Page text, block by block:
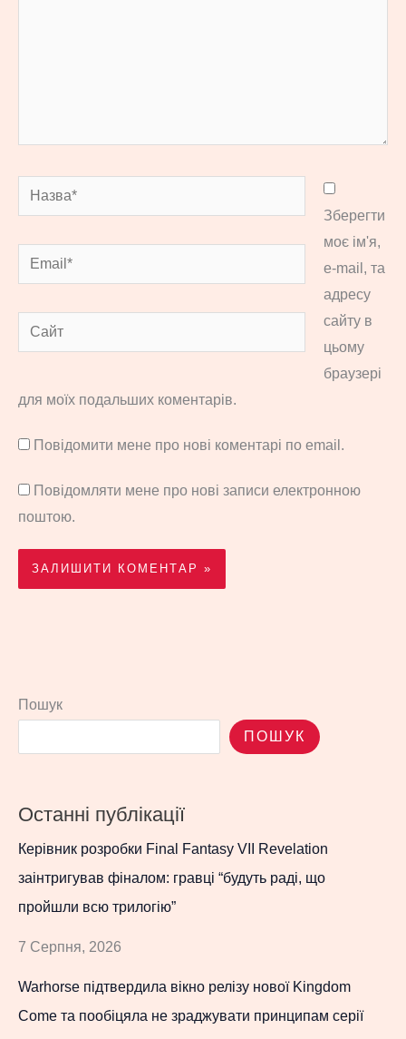
Назва*
Email*
Сайт
Зберегти
моє ім'я,
e-mail, та
адресу
сайту в
цьому
браузері
для моїх подальших коментарів.
Повідомити мене про нові коментарі по email.
Повідомляти мене про нові записи електронною
поштою.
Пошук
ПОШУК
Останні публікації
Керівник розробки Final Fantasy VII Revelation
заінтригував фіналом: гравці “будуть раді, що
пройшли всю трилогію”
7 Серпня, 2026
Warhorse підтвердила вікно релізу нової Kingdom
Come та пообіцяла не зраджувати принципам серії